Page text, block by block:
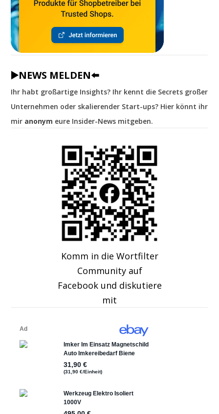
▶️NEWS MELDEN⬅️
Ihr habt großartige Insights? Ihr kennt die Secrets großer
Unternehmen oder skalierender Start-ups? Hier könnt ihr
mir anonym eure Insider-News mitgeben.
Komm in die Wortfilter
Community auf
Facebook und diskutiere
mit